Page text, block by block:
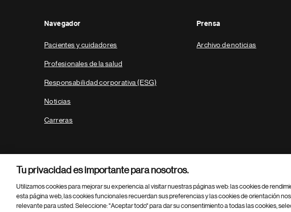
Navegador
Pacientes y cuidadores
Profesionales de la salud
Responsabilidad corporativa (ESG)
Noticias
Carreras
Prensa
Archivo de noticias
Parte
© 2026 Novartis AG
Tu privacidad es importante para nosotros.
Utilizamos cookies para mejorar su experiencia al visitar nuestras páginas web: las cookies de
esta página web, las cookies funcionales recuerdan sus preferencias y las cookies de orientación
relevante para usted. Seleccione: "Aceptar todo" para dar su consentimiento a todas las cookies,